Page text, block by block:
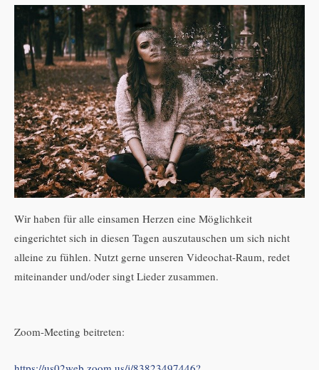
Wir haben für alle einsamen Herzen eine Möglichkeit
eingerichtet sich in diesen Tagen auszutauschen um sich nicht
alleine zu fühlen. Nutzt gerne unseren Videochat-Raum, redet
miteinander und/oder singt Lieder zusammen.
Zoom-Meeting beitreten: